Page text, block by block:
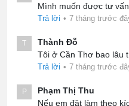
Mình muốn được tư
Trả lời • 7 tháng trước
T
Thành Đỗ
Tôi ở Cần Thơ bao lâu
Trả lời • 7 tháng trước
P
Phạm Thị Thu
Nếu em đặt làm theo